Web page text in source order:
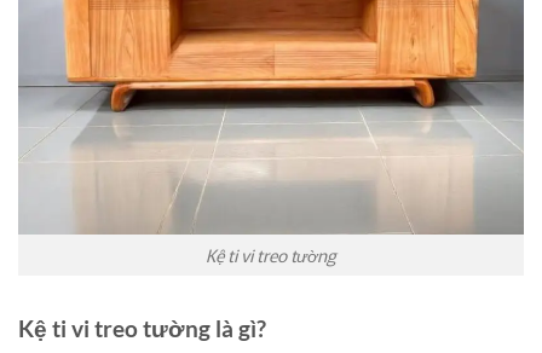
Kệ ti vi treo tường
Kệ ti vi treo tường là gì?